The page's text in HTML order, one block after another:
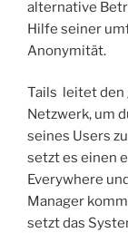
alternative
Hilfe seiner
Anonymität.
Tails leitet den
Netzwerk, um
seines Users
setzt es einen
Everywhere
Manager
setzt das